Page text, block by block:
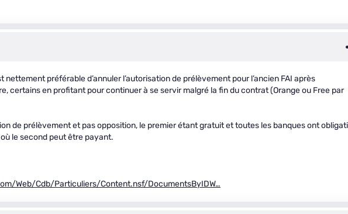
nettement préférable d’annuler l’autorisation de prélèvement pour l’ancien FAI après
certains en profitant pour continuer à se servir malgré la fin du contrat (Orange ou Free par
de prélèvement et pas opposition, le premier étant gratuit et toutes les banques ont
le second peut être payant.
Web/Cdb/Particuliers/Content.nsf/DocumentsByIDW…